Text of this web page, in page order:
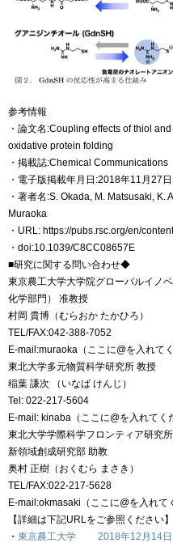
参考情報
・論文名:Coupling effects of thiol
oxidative protein folding
・掲載誌:Chemical Communications
・電子版掲載年月日:2018年11月27日
・著者名:S. Okada, M. Matsusaki, K.
Muraoka
・URL: https://pubs.rsc.org/en/
・doi:10.1039/C8CC08657E
■研究に関する問い合わせ◆
東京農工大学大学院グローバルイノ
化学部門） 准教授
村岡 貴博（むらおか たかひろ）
TEL/FAX:042-388-7052
E-mail:muraoka（ここに@を入れて
東北大学多元物質科学研究所 教授
稲葉 謙次 （いなば けんじ）
Tel: 022-217-5604
E-mail: kinaba（ここに@を入れて
東北大学学際科学フロンティア研究所
新領域創成研究部 助教
奥村 正樹（おくむら まさき）
TEL/FAX:022-217-5628
E-mail:okmasaki（ここに@を入れて
【詳細は下記URLをご参照ください】
・ 東京農工大学 2018年12月14日